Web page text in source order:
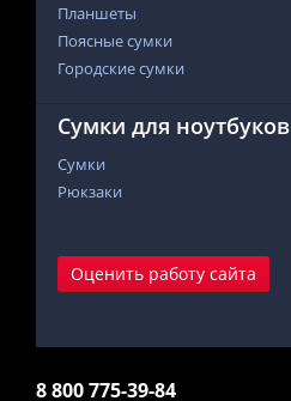
Планшеты
Поясные сумки
Городские сумки
Сумки для ноутбуков
Сумки
Рюкзаки
Оценить работу сайта
8 800 775-39-84